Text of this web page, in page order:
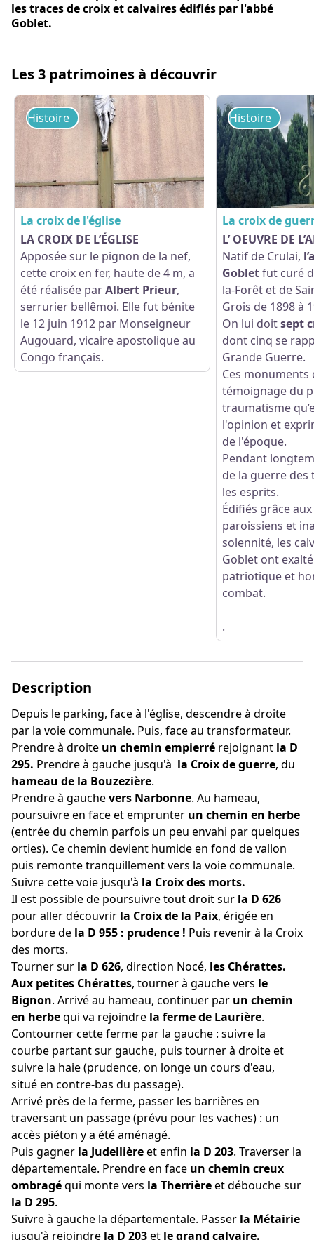
les traces de croix et calvaires édifiés par l'abbé
Goblet.
Les 3 patrimoines à découvrir
Voir l'image en plein écran
Histoire
La croix de l'église
LA CROIX DE L’ÉGLISE
Apposée sur le pignon de la nef,
cette croix en fer, haute de 4 m, a
été réalisée parAlbert Prieur,
serrurier bellêmoi. Elle fut bénite
le 12 juin 1912 par Monseigneur
Augouard, vicaire apostolique au
Congo français.
Histoire
La croix de
L’ OEUVRE DE
Natif de Crulai,
Gobletfut curé
la-Forêt et de
Grois de 1898 à
On lui doitsept
dont cinq se
Grande Guerre.
Ces
témoignage du
traumatisme
l'opinion et
de l'époque.
Pendant
de la guerre des
les esprits.
Édifiés grâce
paroissiens et
solennité, les
Goblet ont
patriotique et
combat.
.
Description
Depuis le parking, face à l'église, descendre à droite
par la voie communale. Puis, face au transformateur.
Prendre à droite un chemin empierré rejoignant la D
295. Prendre à gauche jusqu'à la Croix de guerre, du
hameau de la Bouzezière.
Prendre à gauchevers Narbonne. Au hameau,
poursuivre en face et emprunter un chemin en herbe
(entrée du chemin parfois un peu envahi par quelques
orties). Ce chemin devient humide en fond de vallon
puis remonte tranquillement vers la voie communale.
Suivre cette voie jusqu'à la Croix des morts.
Il est possible de poursuivre tout droit sur la D 626
pour aller découvrir la Croix de la Paix, érigée en
bordure de la D 955 : prudence ! Puis revenir à la Croix
des morts.
Tourner sur la D 626, direction Nocé, les Chérattes.
Aux petites Chérattes, tourner à gauche vers le
Bignon. Arrivé au hameau, continuer par un chemin
en herbequi va rejoindre la ferme de Laurière.
Contourner cette ferme par la gauche : suivre la
courbe partant sur gauche, puis tourner à droite et
suivre la haie (prudence, on longe un cours d'eau,
situé en contre-bas du passage).
Arrivé près de la ferme, passer les barrières en
traversant un passage (prévu pour les vaches) : un
accès piéton y a été aménagé.
Puis gagner la Judellièreet enfin la D 203. Traverser la
départementale. Prendre en face un chemin creux
ombragéqui monte vers la Therrièreet débouche sur
la D 295.
Suivre à gauche la départementale. Passer la Métairie
jusqu'à rejoindre la D 203et le grand calvaire.